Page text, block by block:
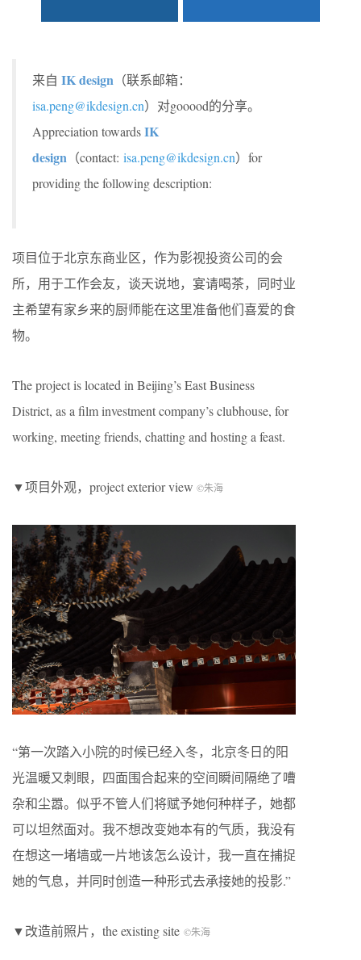
来自 IK design （联系邮箱：
isa.peng@ikdesign.cn）对gooood的分享。
Appreciation towardsIK
design （contact: isa.peng@ikdesign.cn）for
providing the following description:
项目位于北京东商业区，作为影视投资公司的会
所，用于工作会友，谈天说地，宴请喝茶，同时业
主希望有家乡来的厨师能在这里准备他们喜爱的食
物。
The project is located in Beijing’s East Business
District, as a film investment company’s clubhouse, for
working, meeting friends, chatting and hosting a feast.
▼项目外观，project exterior view ©朱海
“第一次踏入小院的时候已经入冬，北京冬日的阳
光温暖又刺眼，四面围合起来的空间瞬间隔绝了嘈
杂和尘嚣。似乎不管人们将赋予她何种样子，她都
可以坦然面对。我不想改变她本有的气质，我没有
在想这一堵墙或一片地该怎么设计，我一直在捕捉
她的气息，并同时创造一种形式去承接她的投影.”
▼改造前照片，the existing site ©朱海